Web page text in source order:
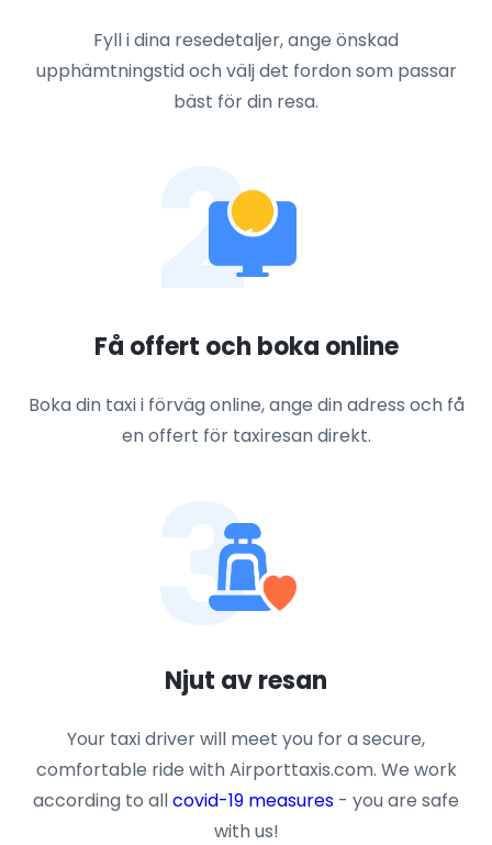
Fyll i dina resedetaljer, ange önskad
upphämtningstid och välj det fordon som passar
bäst för din resa.
2
Få offert och boka online
Boka din taxi i förväg online, ange din adress och få
en offert för taxiresan direkt.
3
Njut av resan
Your taxi driver will meet you for a secure,
comfortable ride with Airporttaxis.com. We work
according to allcovid-19 measures - you are safe
with us!